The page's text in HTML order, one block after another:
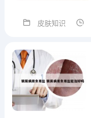
皮肤知识